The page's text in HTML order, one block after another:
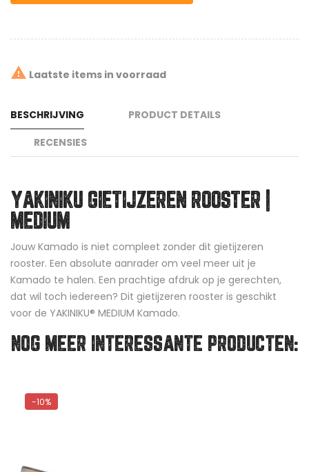
 Laatste items in voorraad
BESCHRIJVING
PRODUCT DETAILS
RECENSIES
YAKINIKU GIETIJZEREN ROOSTER |
MEDIUM
Jouw Kamado is niet compleet zonder dit gietijzeren
rooster. Een absolute aanrader om veel meer uit je
Kamado te halen. Een prachtige afdruk op je gerechten,
dat wil toch iedereen? Dit gietijzeren rooster is geschikt
voor de YAKINIKU® MEDIUM Kamado.
NOG MEER INTERESSANTE PRODUCTEN:
-10%